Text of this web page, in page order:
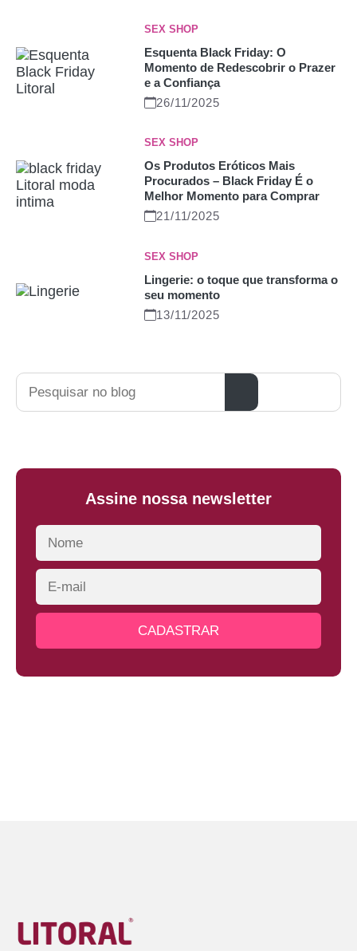
SEX SHOP
Esquenta Black Friday: O
Momento de Redescobrir o Prazer
e a Confiança
26/11/2025
SEX SHOP
Os Produtos Eróticos Mais
Procurados – Black Friday É o
Melhor Momento para Comprar
21/11/2025
SEX SHOP
Lingerie: o toque que transforma o
seu momento
13/11/2025
Pesquisar
Assine nossa newsletter